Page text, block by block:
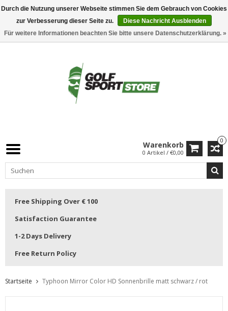
0
Warenkorb
0 Artikel / €0,00
Free Shipping Over € 100
Satisfaction Guarantee
1-2 Days Delivery
Free Return Policy
Startseite Typhoon Mirror Color HD Sonnenbrille matt schwarz / rot
Durch die Nutzung unserer Webseite stimmen Sie dem Gebrauch von Cookies
zur Verbesserung dieser Seite zu.
Diese Nachricht Ausblenden
Für weitere Informationen beachten Sie bitte unsere Datenschutzerklärung. »